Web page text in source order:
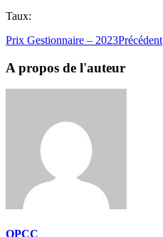
Taux:
Prix Gestionnaire – 2023Précédent
A propos de l'auteur
OPCC